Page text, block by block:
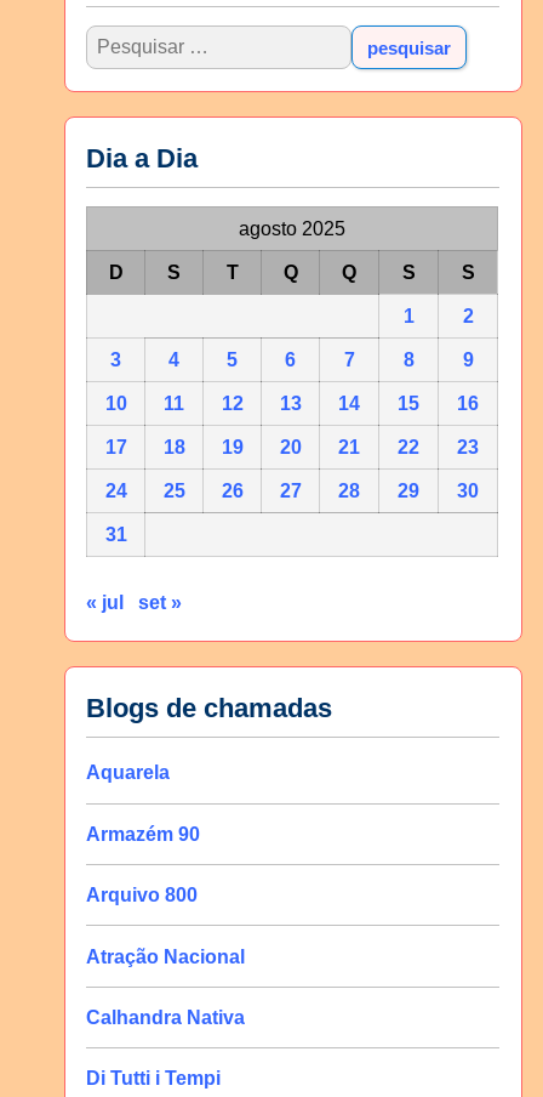
Dia a Dia
agosto 2025
D S T Q Q S S
1 2
3 4 5 6 7 8 9
10 11 12 13 14 15 16
17 18 19 20 21 22 23
24 25 26 27 28 29 30
31
« jul set »
Blogs de chamadas
Aquarela
Armazém 90
Arquivo 800
Atração Nacional
Calhandra Nativa
Di Tutti i Tempi